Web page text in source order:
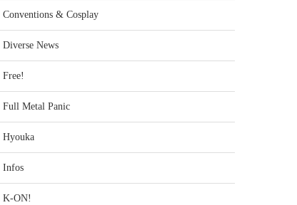
Conventions & Cosplay
Diverse News
Free!
Full Metal Panic
Hyouka
Infos
K-ON!